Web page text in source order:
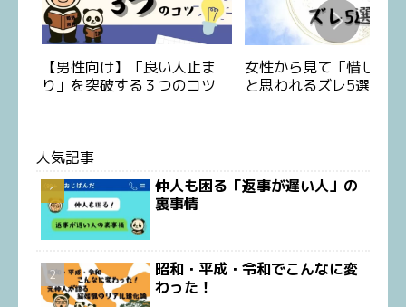
【男性向け】「良い人止ま
り」を突破する３つのコツ
女性から見て「惜しい
と思われるズレ5選
人気記事
仲人も困る「返事が遅い人」の
裏事情
昭和・平成・令和でこんなに変
わった！